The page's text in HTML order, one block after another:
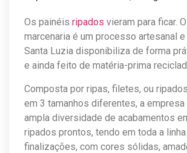
Os painéis ripados vieram para ficar.
marcenaria é um processo artesanal
Santa Luzia disponibiliza de forma
e ainda feito de matéria-prima
Composta por ripas, filetes, ou
em 3 tamanhos diferentes, a
ampla diversidade de acabamentos
ripados prontos, tendo em toda a
finalizações, com cores sólidas,